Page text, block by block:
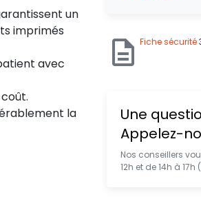
un
imprimés
avec
la
Fiche sécurité
Une
Appelez-
Nos conseillers
12h et de 14h à